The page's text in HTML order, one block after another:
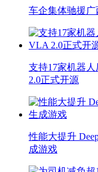
车企集体驰援广
支持17家机器
2.0正式开源
性能大提升
成游戏